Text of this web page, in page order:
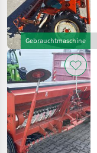
Gebrauchtmaschine